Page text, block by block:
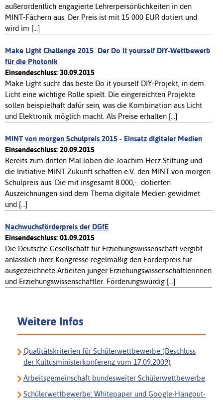
außerordentlich engagierte Lehrerpersönlichkeiten in den
MINT-Fächern aus. Der Preis ist mit 15 000 EUR dotiert und
wird im [...]
Make Light Challenge 2015  Der Do it yourself DIY-Wettbewerb
für die Photonik
Einsendeschluss: 30.09.2015
Make Light sucht das beste Do it yourself DIY-Projekt, in dem
Licht eine wichtige Rolle spielt. Die eingereichten Projekte
sollen beispielhaft dafür sein, was die Kombination aus Licht
und Elektronik möglich macht. Als Preise erhalten [...]
MINT von morgen Schulpreis 2015 - Einsatz digitaler Medien
Einsendeschluss: 20.09.2015
Bereits zum dritten Mal loben die Joachim Herz Stiftung und
die Initiative MINT Zukunft schaffen e.V. den MINT von morgen
Schulpreis aus. Die mit insgesamt 8.000,-  dotierten
Auszeichnungen sind dem Thema digitale Medien gewidmet
und [...]
Nachwuchsförderpreis der DGfE
Einsendeschluss: 01.09.2015
Die Deutsche Gesellschaft für Erziehungswissenschaft vergibt
anlässlich ihrer Kongresse regelmäßig den Förderpreis für
ausgezeichnete Arbeiten junger Erziehungswissenschaftlerinnen
und Erziehungswissenschaftler. Förderungswürdig [...]
Weitere Infos
Qualitätskriterien für Schülerwettbewerbe (Beschluss
der Kultusministerkonferenz vom 17.09.2009)
Arbeitsgemeinschaft bundesweiter Schülerwettbewerbe
Schülerwettbewerbe: Whitepaper und Google-Hangout-